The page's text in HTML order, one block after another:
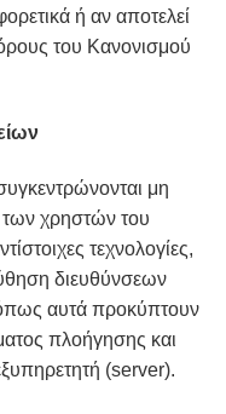
ή αν αποτελεί
του Κανονισμού
μη
χρηστών του
τεχνολογίες,
διευθύνσεων
αυτά προκύπτουν
πλοήγησης και
(server).